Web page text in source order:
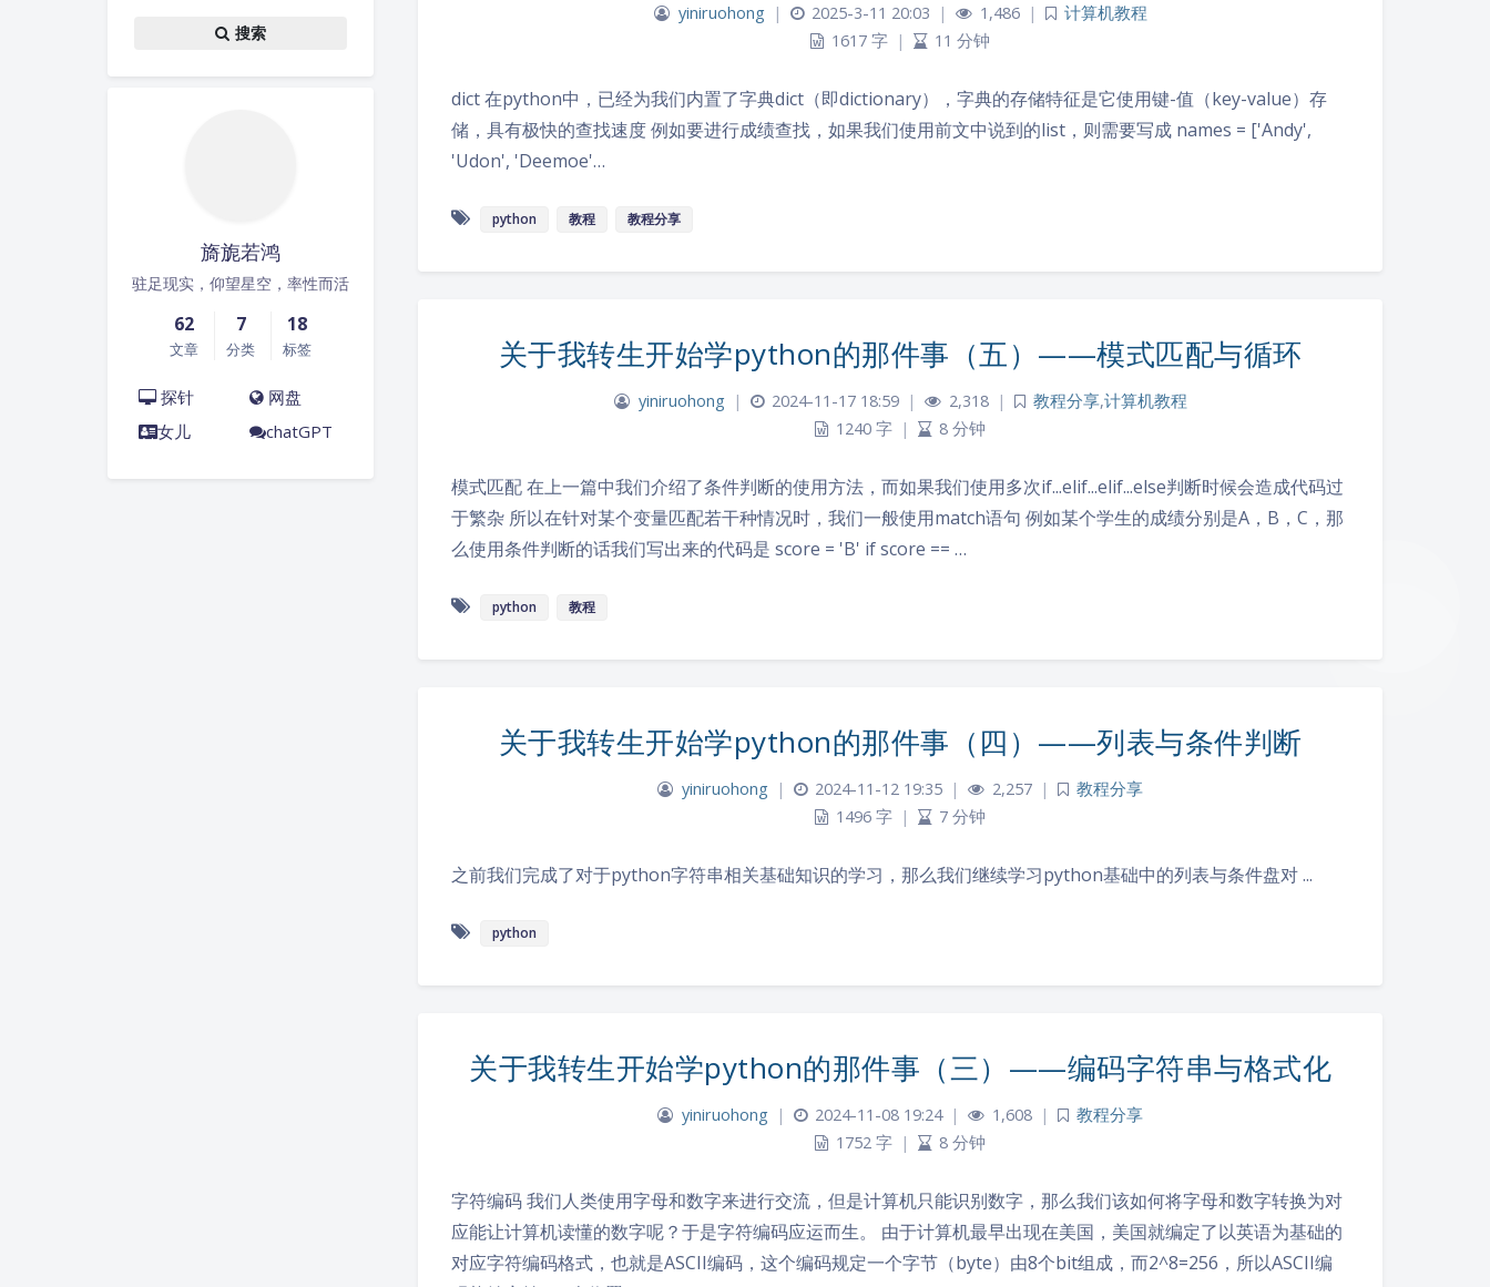
搜索
旖旎若鸿
驻足现实，仰望星空，率性而活
62
文章
7
分类
18
标签
探针
网盘
女儿
chatGPT
yiniruohong | 2025-3-11 20:03 | 1,486 |
计算机教程
1617 字 | 11 分钟
dict 在python中，已经为我们内置了字典dict（即dictionary），字典的存储特征是它使用键-值（key-value）存
储，具有极快的查找速度 例如要进行成绩查找，如果我们使用前文中说到的list，则需要写成 names = ['Andy',
'Udon', 'Deemoe'…
python 教程 教程分享
关于我转生开始学python的那件事（五）——模式匹配与循环
yiniruohong | 2024-11-17 18:59 | 2,318 | 教程分享,计算机教程
1240 字 | 8 分钟
模式匹配 在上一篇中我们介绍了条件判断的使用方法，而如果我们使用多次if...elif...elif...else判断时候会造成代码过
于繁杂 所以在针对某个变量匹配若干种情况时，我们一般使用match语句 例如某个学生的成绩分别是A，B，C，那
么使用条件判断的话我们写出来的代码是 score = 'B' if score == …
python 教程
关于我转生开始学python的那件事（四）——列表与条件判断
yiniruohong | 2024-11-12 19:35 | 2,257 |
教程分享
1496 字 | 7 分钟
之前我们完成了对于python字符串相关基础知识的学习，那么我们继续学习python基础中的列表与条件盘对 ...
python
关于我转生开始学python的那件事（三）——编码字符串与格式化
yiniruohong | 2024-11-08 19:24 | 1,608 |
教程分享
1752 字 | 8 分钟
字符编码 我们人类使用字母和数字来进行交流，但是计算机只能识别数字，那么我们该如何将字母和数字转换为对
应能让计算机读懂的数字呢？于是字符编码应运而生。 由于计算机最早出现在美国，美国就编定了以英语为基础的
对应字符编码格式，也就是ASCII编码，这个编码规定一个字节（byte）由8个bit组成，而2^8=256，所以ASCII编